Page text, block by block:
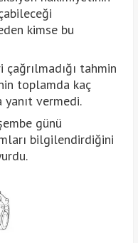
kimse bu
tahmin
toplamda kaç
vermedi.
günü
bilgilendirdiğini